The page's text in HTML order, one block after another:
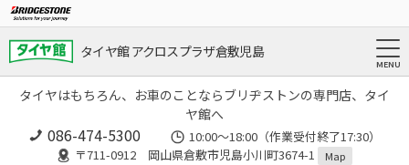
タイヤ館 アクロスプラザ倉敷児島
タイヤはもちろん、お車のことならブリヂストンの専門店、タイ
ヤ館へ
086-474-5300
10:00〜18:00（作業受付終了17:30）
〒711-0912 岡山県倉敷市児島小川町3674-1
Map